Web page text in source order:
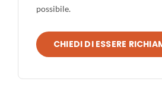
possibile.
CHIEDI DI ESSERE